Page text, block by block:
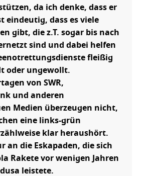
da ich denke, dass er
eindeutig, dass es viele
gibt, die z.T. sogar bis nach
sind und dabei helfen
fleißig
oder ungewollt.
von SWR,
und anderen
Medien überzeugen nicht,
eine links-grün
klar heraushört.
an die Eskapaden, die sich
Rakete vor wenigen Jahren
leistete.